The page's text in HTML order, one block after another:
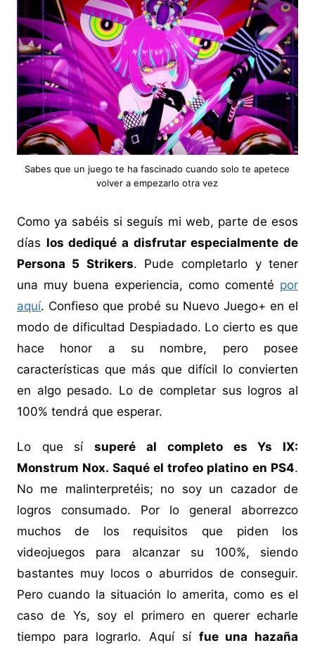
Sabes que un juego te ha fascinado cuando solo te apetece
volver a empezarlo otra vez
Como ya sabéis si seguís mi web, parte de esos
días los dediqué a disfrutar especialmente de
Persona 5 Strikers. Pude completarlo y tener
una muy buena experiencia, como comenté por
aquí. Confieso que probé su Nuevo Juego+ en el
modo de dificultad Despiadado. Lo cierto es que
hace honor a su nombre, pero posee
características que más que difícil lo convierten
en algo pesado. Lo de completar sus logros al
100% tendrá que esperar.
Lo que sísuperé al completo es Ys IX:
Monstrum Nox. Saqué el trofeo platino en PS4.
No me malinterpretéis; no soy un cazador de
logros consumado. Por lo general aborrezco
muchos de los requisitos que piden los
videojuegos para alcanzar su 100%, siendo
bastantes muy locos o aburridos de conseguir.
Pero cuando la situación lo amerita, como es el
caso de Ys, soy el primero en querer echarle
tiempo para lograrlo. Aquí sí fue una hazaña